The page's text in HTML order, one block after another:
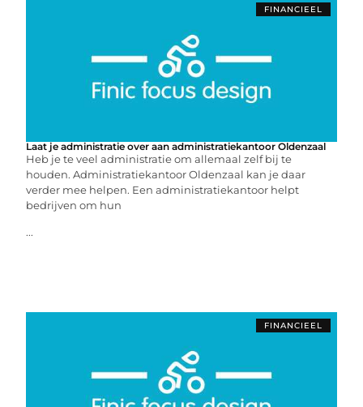
FINANCIEEL
Laat je administratie over aan administratiekantoor Oldenzaal
Heb je te veel administratie om allemaal zelf bij te
houden. Administratiekantoor Oldenzaal kan je daar
verder mee helpen. Een administratiekantoor helpt
bedrijven om hun
...
FINANCIEEL